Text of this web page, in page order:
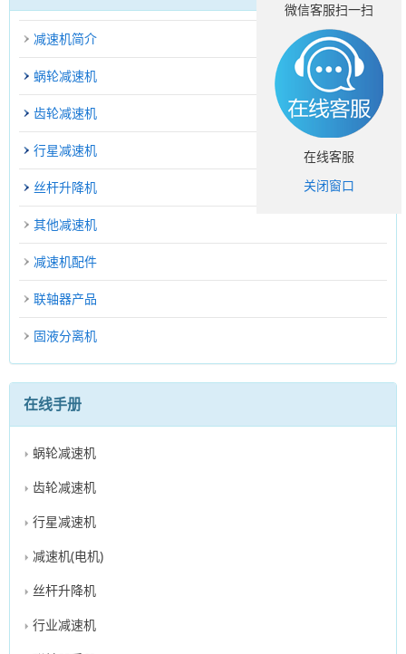
减速机简介
蜗轮减速机
齿轮减速机
行星减速机
丝杆升降机
其他减速机
减速机配件
联轴器产品
固液分离机
在线手册
蜗轮减速机
齿轮减速机
行星减速机
减速机(电机)
丝杆升降机
行业减速机
微信客服扫一扫
在线客服
关闭窗口